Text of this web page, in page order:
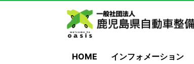
HOME インフォメーション